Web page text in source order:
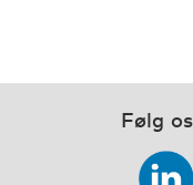
Følg